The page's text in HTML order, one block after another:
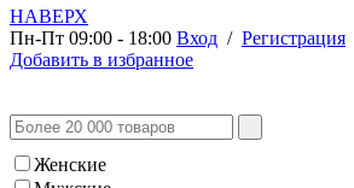
НАВЕРХ
Пн-Пт 09:00 - 18:00 Вход / Регистрация
Добавить в избранное
Женские